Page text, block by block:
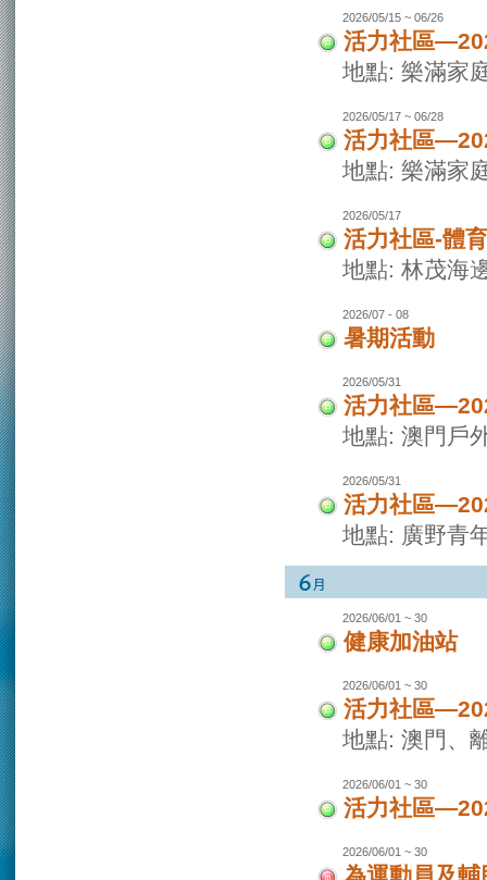
2026/05/15 ~ 06/26
活力社區
地點: 樂滿家
2026/05/17 ~ 06/28
活力社區
地點: 樂滿家
2026/05/17
活力社區-體
地點: 林茂海
2026/07 - 08
暑期活動
2026/05/31
活力社區
地點: 澳門戶
2026/05/31
活力社區
地點: 廣野青
2026/06/01 ~ 30
健康加油站
2026/06/01 ~ 30
活力社區
地點: 澳門、
2026/06/01 ~ 30
活力社區
2026/06/01 ~ 30